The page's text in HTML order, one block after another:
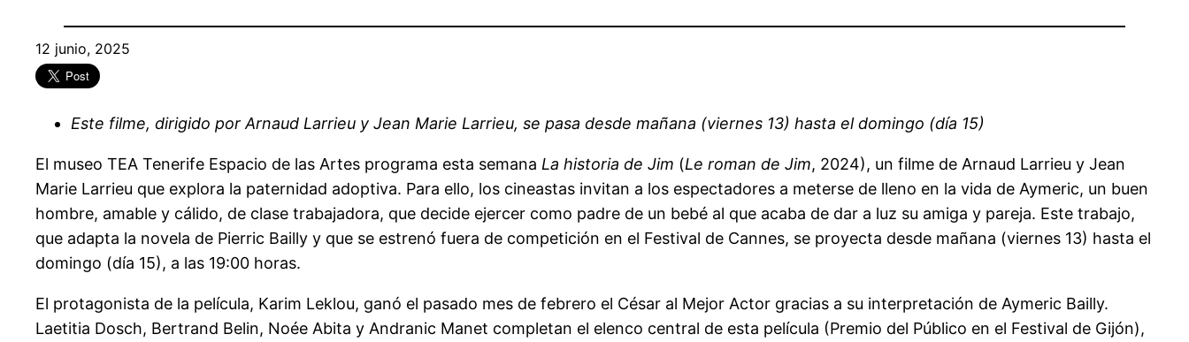
12 junio, 2025
Este filme, dirigido por Arnaud Larrieu y Jean Marie Larrieu, se pasa desde mañana (viernes 13) hasta el domingo (día 15)
El museo TEA Tenerife Espacio de las Artes programa esta semana La historia de Jim (Le roman de Jim, 2024), un filme de Arnaud Larrieu y Jean
Marie Larrieu que explora la paternidad adoptiva. Para ello, los cineastas invitan a los espectadores a meterse de lleno en la vida de Aymeric, un buen
hombre, amable y cálido, de clase trabajadora, que decide ejercer como padre de un bebé al que acaba de dar a luz su amiga y pareja. Este trabajo,
que adapta la novela de Pierric Bailly y que se estrenó fuera de competición en el Festival de Cannes, se proyecta desde mañana (viernes 13) hasta el
domingo (día 15), a las 19:00 horas.
El protagonista de la película, Karim Leklou, ganó el pasado mes de febrero el César al Mejor Actor gracias a su interpretación de Aymeric Bailly.
Laetitia Dosch, Bertrand Belin, Noée Abita y Andranic Manet completan el elenco central de esta película (Premio del Público en el Festival de Gijón),